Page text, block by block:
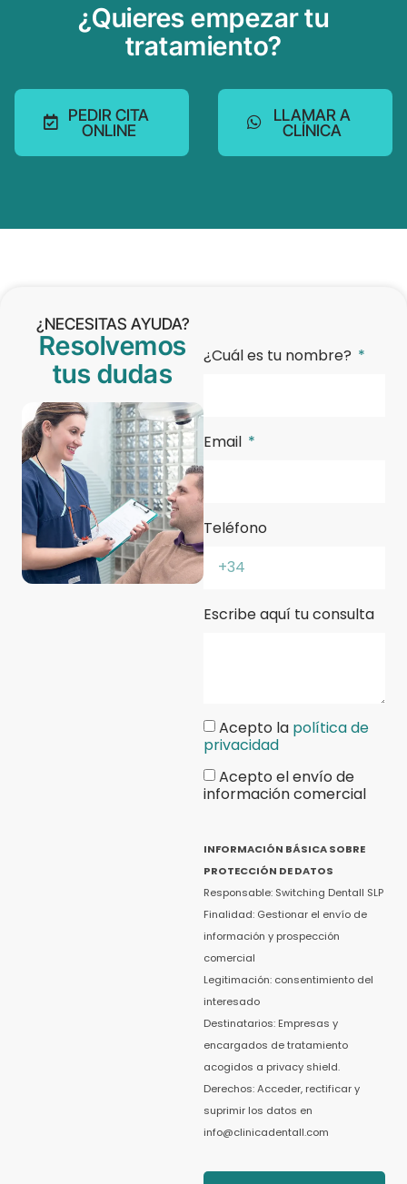
¿Quieres empezar tu
tratamiento?
PEDIR CITA
ONLINE
LLAMAR A
CLÍNICA
¿NECESITAS AYUDA?
Resolvemos
tus dudas
¿Cuál es tu nombre?
Email
Teléfono
Escribe aquí tu consulta
Acepto la política de
privacidad
Acepto el envío de
información comercial
INFORMACIÓN BÁSICA SOBRE
PROTECCIÓN DE DATOS
Responsable: Switching Dentall SLP
Finalidad: Gestionar el envío de
información y prospección
comercial
Legitimación: consentimiento del
interesado
Destinatarios: Empresas y
encargados de tratamiento
acogidos a privacy shield.
Derechos: Acceder, rectificar y
suprimir los datos en
info@clinicadentall.com